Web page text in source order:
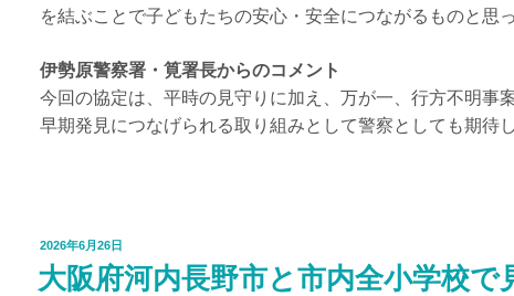
を結ぶことで子どもたちの安心・安全につながるものと思
伊勢原警察署・筧署長からのコメント
今回の協定は、平時の見守りに加え、万が一、行方不明事
早期発見につなげられる取り組みとして警察としても期待
投
稿
日:
2026年6月26日
大阪府河内長野市と市内全小学校